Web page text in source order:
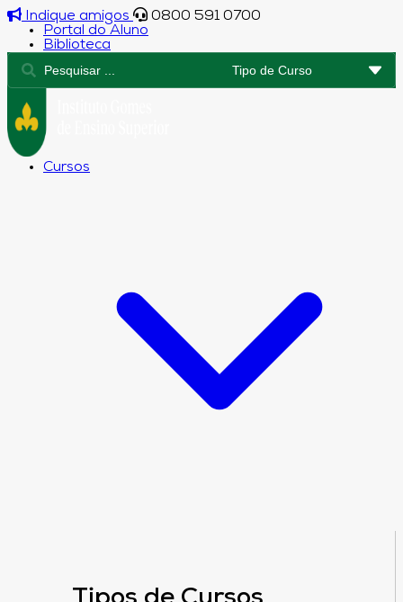
Indique amigos
0800 591 0700
Portal do Aluno
Biblioteca
Cursos